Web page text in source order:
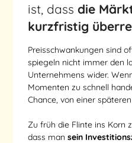
ist, dassdie
kurzfristig
Preisschwankungen sind
spiegeln nicht immer den
Unternehmens wider.
Momenten zu schnell
Chance, von einer
Zu früh die Flinte ins Korn
dass mansein